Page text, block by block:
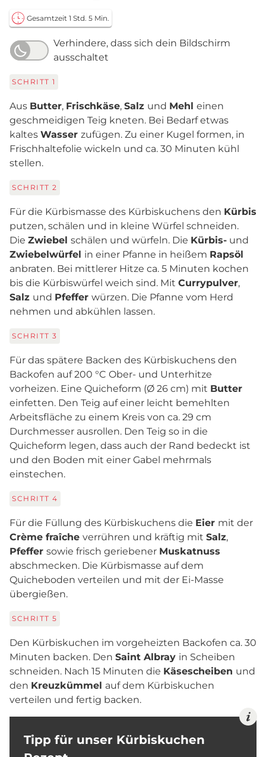
Gesamtzeit 1 Std. 5 Min.
Verhindere, dass sich dein Bildschirm
ausschaltet
SCHRITT 1
Aus Butter, Frischkäse, Salz und Mehl einen
geschmeidigen Teig kneten. Bei Bedarf etwas
kaltes Wasser zufügen. Zu einer Kugel formen, in
Frischhaltefolie wickeln und ca. 30 Minuten kühl
stellen.
SCHRITT 2
Für die Kürbismasse des Kürbiskuchens den Kürbis
putzen, schälen und in kleine Würfel schneiden.
Die Zwiebel schälen und würfeln. Die Kürbis- und
Zwiebelwürfel in einer Pfanne in heißem Rapsöl
anbraten. Bei mittlerer Hitze ca. 5 Minuten kochen
bis die Kürbiswürfel weich sind. Mit Currypulver,
Salz und Pfeffer würzen. Die Pfanne vom Herd
nehmen und abkühlen lassen.
SCHRITT 3
Für das spätere Backen des Kürbiskuchens den
Backofen auf 200 °C Ober- und Unterhitze
vorheizen. Eine Quicheform (Ø 26 cm) mit Butter
einfetten. Den Teig auf einer leicht bemehlten
Arbeitsfläche zu einem Kreis von ca. 29 cm
Durchmesser ausrollen. Den Teig so in die
Quicheform legen, dass auch der Rand bedeckt ist
und den Boden mit einer Gabel mehrmals
einstechen.
SCHRITT 4
Für die Füllung des Kürbiskuchens die Eier mit der
Crème fraîche verrühren und kräftig mit Salz,
Pfeffer sowie frisch geriebener Muskatnuss
abschmecken. Die Kürbismasse auf dem
Quicheboden verteilen und mit der Ei-Masse
übergießen.
SCHRITT 5
Den Kürbiskuchen im vorgeheizten Backofen ca. 30
Minuten backen. Den Saint Albray in Scheiben
schneiden. Nach 15 Minuten die Käsescheiben und
den Kreuzkümmel auf dem Kürbiskuchen
verteilen und fertig backen.
Tipp für unser Kürbiskuchen